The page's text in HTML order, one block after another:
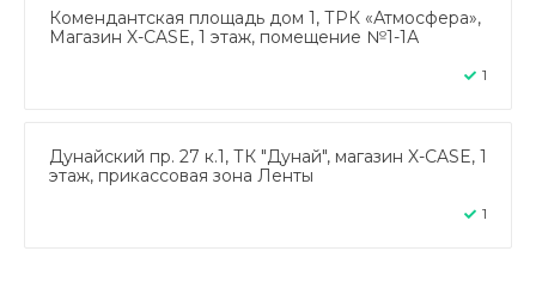
Комендантская площадь дом 1, ТРК «Атмосфера»,
Магазин X-CASE, 1 этаж, помещение №1-1А
1
Дунайский пр. 27 к.1, ТК "Дунай", магазин X-CASE, 1
этаж, прикассовая зона Ленты
1